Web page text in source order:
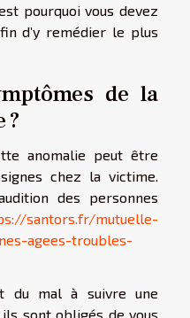
pourquoi vous devez
d’y remédier le plus
de la
?
anomalie peut être
chez la victime.
des personnes
santors.fr/mutuelle-
agees-troubles-
du mal à suivre une
ils sont obligés de vous